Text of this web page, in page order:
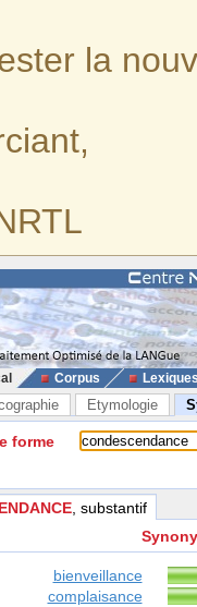
la
Corpus
Etymologie
forme
, substantif
bienveillance
complaisance